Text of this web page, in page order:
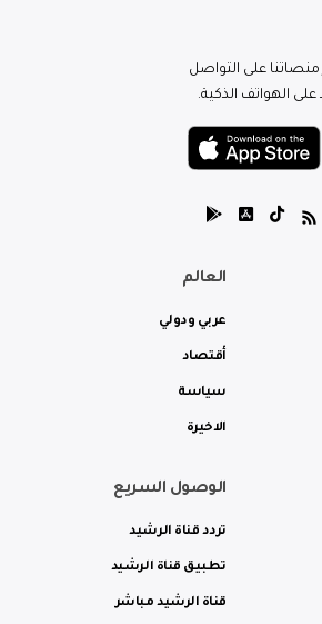
على التواصل
الهواتف الذكية.
العالم
عربي ودولي
أقتصاد
سياسة
الاخيرة
الوصول السريع
تردد قناة الرشيد
تطبيق قناة الرشيد
قناة الرشيد مباشر